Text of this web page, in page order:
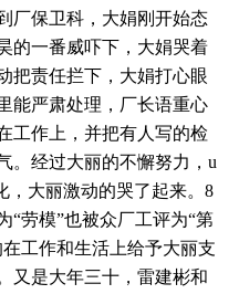
保卫科，大娟刚开始态
的一番威吓下，大娟哭着
把责任拦下，大娟打心眼
能严肃处理，厂长语重心
工作上，并把有人写的检
。经过大丽的不懈努力，u
，大丽激动的哭了起来。8
“劳模”也被众厂工评为“第
工作和生活上给予大丽支
又是大年三十，雷建彬和